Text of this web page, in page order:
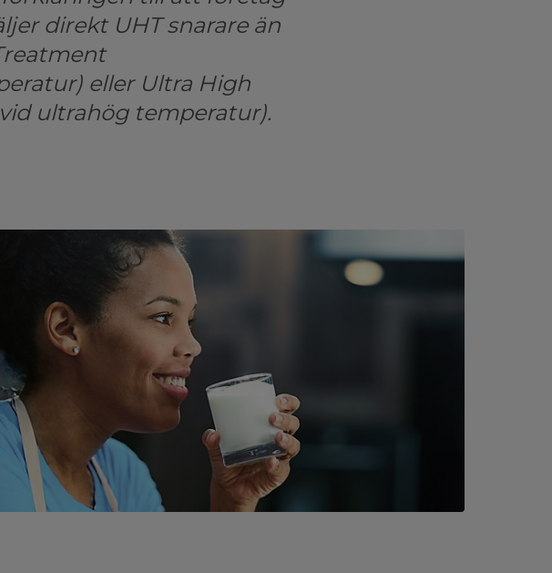
direkt UHT snarare än
eller Ultra High
ultrahög temperatur).